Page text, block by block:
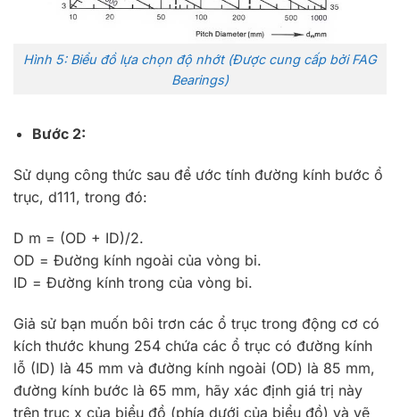
Hình 5: Biểu đồ lựa chọn độ nhớt (Được cung cấp bởi FAG
Bearings)
Bước 2:
Sử dụng công thức sau để ước tính đường kính bước ổ
trục, d111, trong đó:
D m = (OD + ID)/2.
OD = Đường kính ngoài của vòng bi.
ID = Đường kính trong của vòng bi.
Giả sử bạn muốn bôi trơn các ổ trục trong động cơ có
kích thước khung 254 chứa các ổ trục có đường kính
lỗ (ID) là 45 mm và đường kính ngoài (OD) là 85 mm,
đường kính bước là 65 mm, hãy xác định giá trị này
trên trục x của biểu đồ (phía dưới của biểu đồ) và vẽ